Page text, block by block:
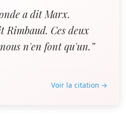
a dit Marx.
Rimbaud. Ces deux
n'en font qu'un.”
Voir la citation →